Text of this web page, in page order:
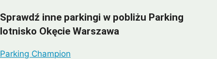
Sprawdź inne parkingi w pobliżu Parking
lotnisko Okęcie Warszawa
Parking Champion